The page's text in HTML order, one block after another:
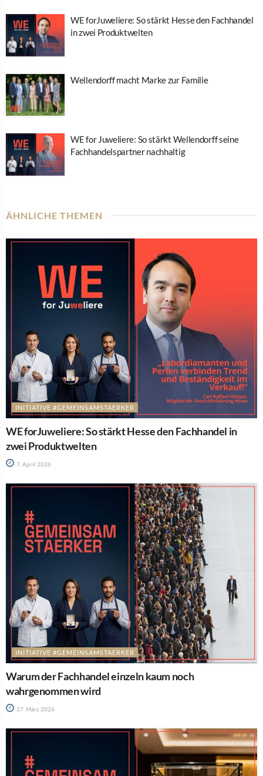
WE forJuweliere: So stärkt Hesse den Fachhandel
in zwei Produktwelten
Wellendorff macht Marke zur Familie
WE for Juweliere: So stärkt Wellendorff seine
Fachhandelspartner nachhaltig
ÄHNLICHE THEMEN
INITIATIVE #GEMEINSAMSTAERKER
WE forJuweliere: So stärkt Hesse den Fachhandel in
zwei Produktwelten
7. April 2026
INITIATIVE #GEMEINSAMSTAERKER
Warum der Fachhandel einzeln kaum noch
wahrgenommen wird
27. März 2026